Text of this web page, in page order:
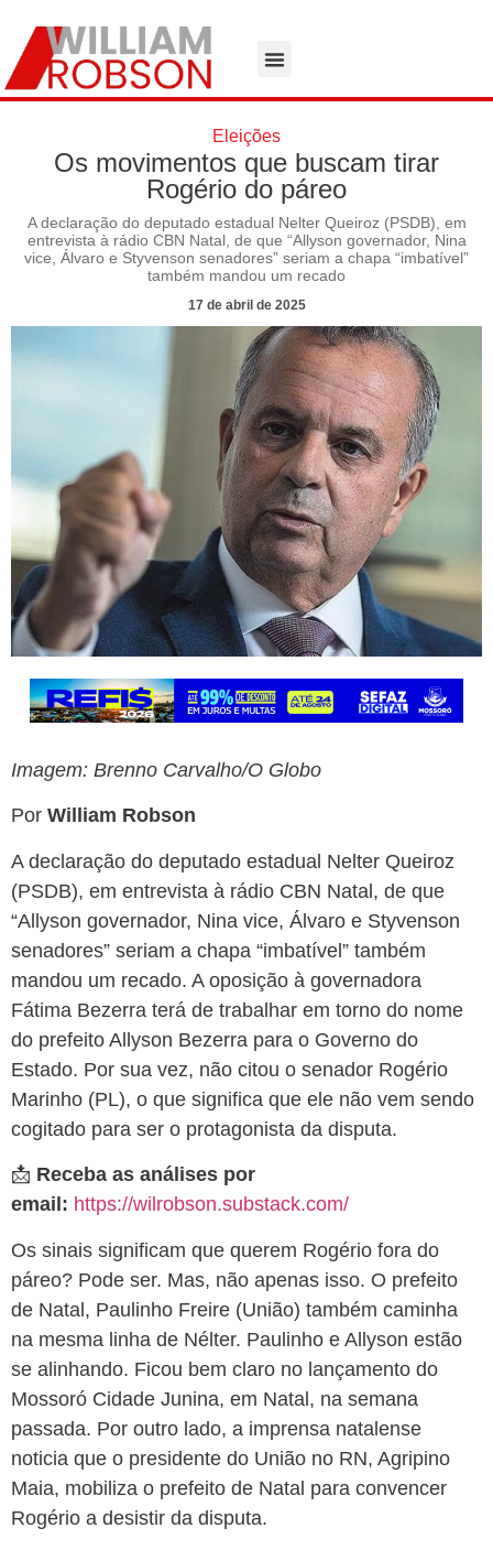
Eleições
Os movimentos que buscam tirar
Rogério do páreo
A declaração do deputado estadual Nelter Queiroz (PSDB), em
entrevista à rádio CBN Natal, de que “Allyson governador, Nina
vice, Álvaro e Styvenson senadores” seriam a chapa “imbatível”
também mandou um recado
17 de abril de 2025
Imagem: Brenno Carvalho/O Globo
Por William Robson
A declaração do deputado estadual Nelter Queiroz
(PSDB), em entrevista à rádio CBN Natal, de que
“Allyson governador, Nina vice, Álvaro e Styvenson
senadores” seriam a chapa “imbatível” também
mandou um recado. A oposição à governadora
Fátima Bezerra terá de trabalhar em torno do nome
do prefeito Allyson Bezerra para o Governo do
Estado. Por sua vez, não citou o senador Rogério
Marinho (PL), o que significa que ele não vem sendo
cogitado para ser o protagonista da disputa.
📩 Receba as análises por
email: https://wilrobson.substack.com/
Os sinais significam que querem Rogério fora do
páreo? Pode ser. Mas, não apenas isso. O prefeito
de Natal, Paulinho Freire (União) também caminha
na mesma linha de Nélter. Paulinho e Allyson estão
se alinhando. Ficou bem claro no lançamento do
Mossoró Cidade Junina, em Natal, na semana
passada. Por outro lado, a imprensa natalense
noticia que o presidente do União no RN, Agripino
Maia, mobiliza o prefeito de Natal para convencer
Rogério a desistir da disputa.